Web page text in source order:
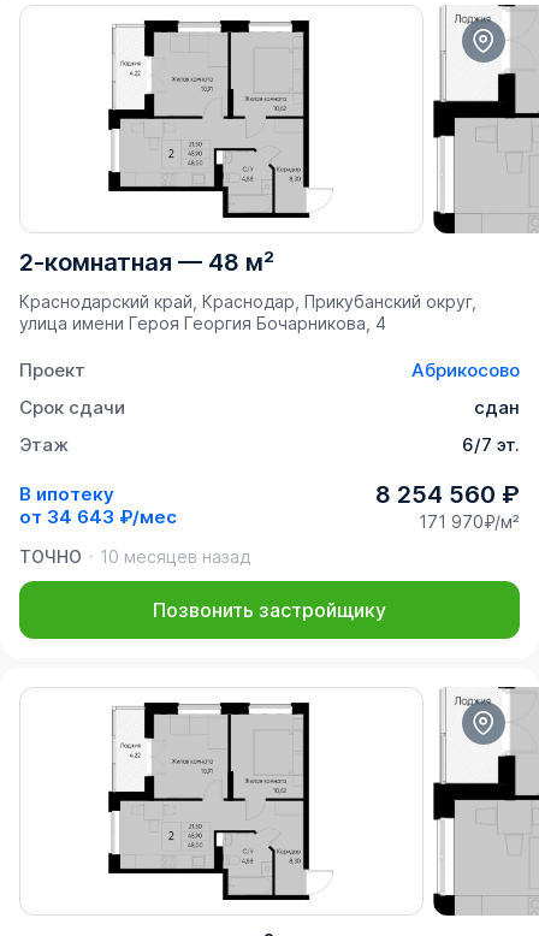
2-комнатная — 48 м²
Краснодарский край, Краснодар, Прикубанский округ,
улица имени Героя Георгия Бочарникова, 4
Проект
Абрикосово
Срок сдачи
сдан
Этаж
6/7 эт.
В ипотеку
от 34 643 ₽/мес
8 254 560 ₽
171 970₽/м²
ТОЧНО
10 месяцев назад
Позвонить застройщику